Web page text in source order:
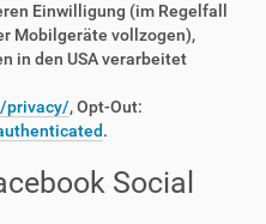
Einwilligung (im Regelfall
Mobilgeräte vollzogen),
in den USA verarbeitet
privacy/, Opt-Out:
.
Social